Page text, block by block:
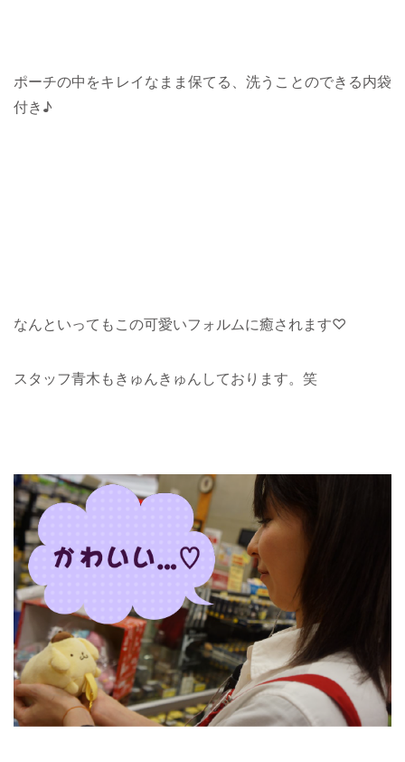
ポーチの中をキレイなまま保てる、洗うことのできる内袋
付き♪
なんといってもこの可愛いフォルムに癒されます♡
スタッフ青木もきゅんきゅんしております。笑